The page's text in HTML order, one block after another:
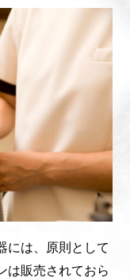
には、原則として
は販売されておら